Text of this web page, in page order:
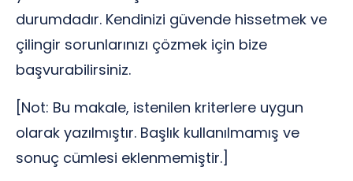
durumdadır. Kendinizi güvende hissetmek ve
çilingir sorunlarınızı çözmek için bize
başvurabilirsiniz.
[Not: Bu makale, istenilen kriterlere uygun
olarak yazılmıştır. Başlık kullanılmamış ve
sonuç cümlesi eklenmemiştir.]